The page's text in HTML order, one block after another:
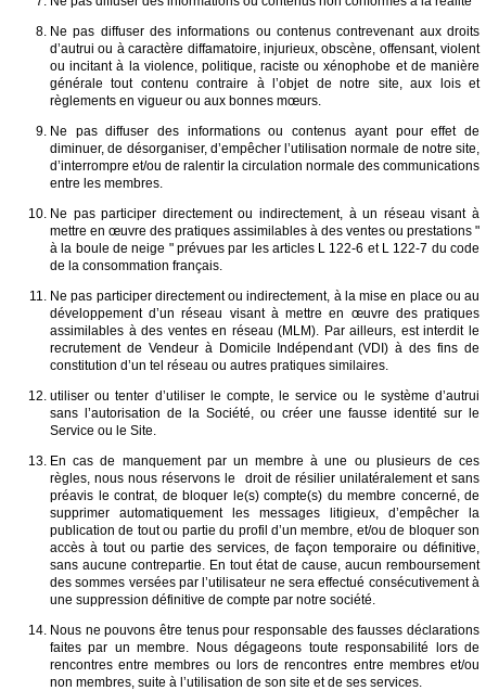
Ne pas diffuser des informations ou contenus contrevenant aux droits
d’autrui ou à caractère diffamatoire, injurieux, obscène, offensant, violent
ou incitant à la violence, politique, raciste ou xénophobe et de manière
générale tout contenu contraire à l’objet de notre site, aux lois et
règlements en vigueur ou aux bonnes mœurs.
Ne pas diffuser des informations ou contenus ayant pour effet de
diminuer, de désorganiser, d’empêcher l’utilisation normale de notre site,
d’interrompre et/ou de ralentir la circulation normale des communications
entre les membres.
Ne pas participer directement ou indirectement, à un réseau visant à
mettre en œuvre des pratiques assimilables à des ventes ou prestations "
à la boule de neige " prévues par les articles L 122-6 et L 122-7 du code
de la consommation français.
Ne pas participer directement ou indirectement, à la mise en place ou au
développement d’un réseau visant à mettre en œuvre des pratiques
assimilables à des ventes en réseau (MLM). Par ailleurs, est interdit le
recrutement de Vendeur à Domicile Indépendant (VDI) à des fins de
constitution d’un tel réseau ou autres pratiques similaires.
utiliser ou tenter d’utiliser le compte, le service ou le système d’autrui
sans l’autorisation de la Société, ou créer une fausse identité sur le
Service ou le Site.
En cas de manquement par un membre à une ou plusieurs de ces
règles, nous nous réservons le droit de résilier unilatéralement et sans
préavis le contrat, de bloquer le(s) compte(s) du membre concerné, de
supprimer automatiquement les messages litigieux, d’empêcher la
publication de tout ou partie du profil d’un membre, et/ou de bloquer son
accès à tout ou partie des services, de façon temporaire ou définitive,
sans aucune contrepartie. En tout état de cause, aucun remboursement
des sommes versées par l’utilisateur ne sera effectué consécutivement à
une suppression définitive de compte par notre société.
Nous ne pouvons être tenus pour responsable des fausses déclarations
faites par un membre. Nous dégageons toute responsabilité lors de
rencontres entre membres ou lors de rencontres entre membres et/ou
non membres, suite à l’utilisation de son site et de ses services.